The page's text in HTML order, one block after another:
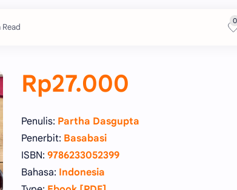
Read
Rp27.000
Penulis: Partha Dasgupta
Penerbit: Basabasi
ISBN:9786233052399
Bahasa: Indonesia